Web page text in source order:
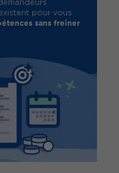
pour vous
sans freiner